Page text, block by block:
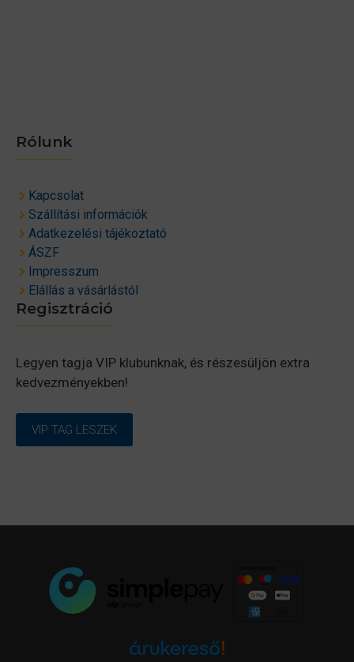
Rólunk
Kapcsolat
Szállítási információk
Adatkezelési tájékoztató
ÁSZF
Impresszum
Elállás a vásárlástól
Regisztráció
Legyen tagja VIP klubunknak, és részesüljön extra
kedvezményekben!
VIP TAG LESZEK